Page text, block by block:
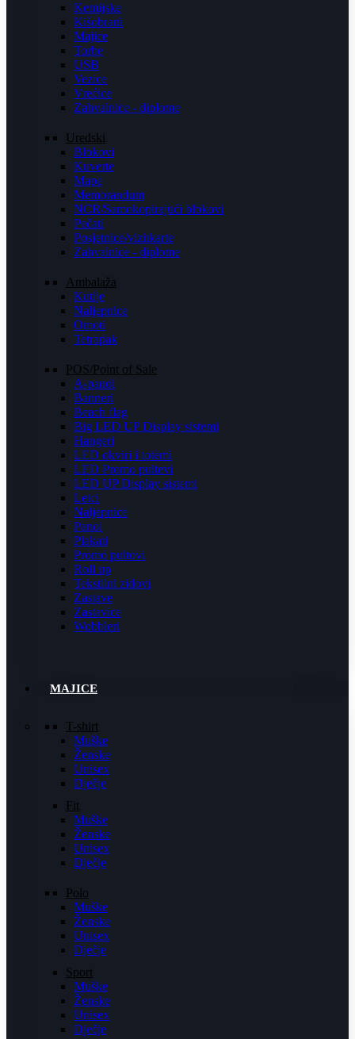
Kemijske
Kišobrani
Majice
Torbe
USB
Vezice
Vrećice
Zahvalnice - diplome
Uredski
Blokovi
Kuverte
Mape
Memorandum
NCR/Samokopirajući blokovi
Pečati
Posjetnice/vizitkarte
Zahvalnice - diplome
Ambalaža
Kutije
Naljepnice
Omoti
Tetrapak
POS/Point of Sale
A-panoi
Banneri
Beach flag
Big LED UP Display sistemi
Hangeri
LED okviri i totemi
LED Promo pultevi
LED UP Display sistemi
Letci
Naljepnice
Panoi
Plakati
Promo pultovi
Roll up
Tekstilni zidovi
Zastave
Zastavice
Wobbleri
MAJICE
T-shirt
Muške
Ženske
Unisex
Dječje
Fit
Muške
Ženske
Unisex
Dječje
Polo
Muške
Ženske
Unisex
Dječje
Sport
Muške
Ženske
Unisex
Dječje